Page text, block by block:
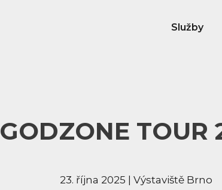
Služby
GODZONE TOUR
23. října 2025 | Výstaviště Brno